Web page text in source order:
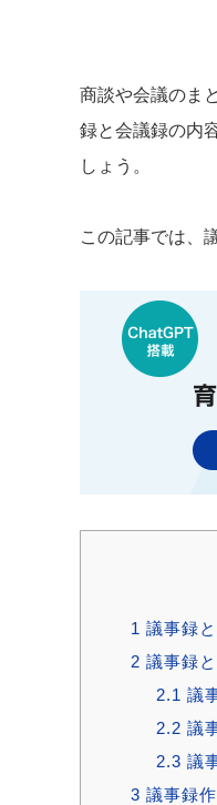
商談や会議のま
録と会議録の内
しょう。
この記事では、
1 議事録
2 議事録
2.1 議
2.2 議
2.3 議
3 議事録